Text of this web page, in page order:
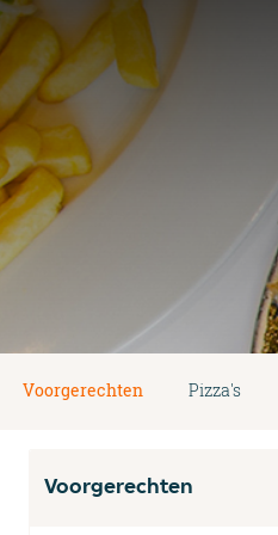
Voorgerechten Pizza's
Voorgerechten